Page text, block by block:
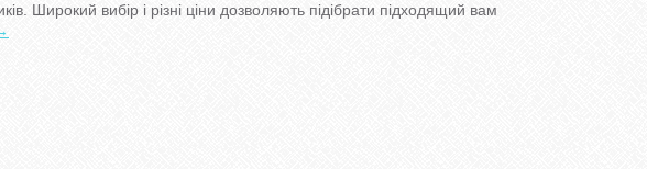
Широкий вибір і різні ціни дозволяють підібрати підходящий вам